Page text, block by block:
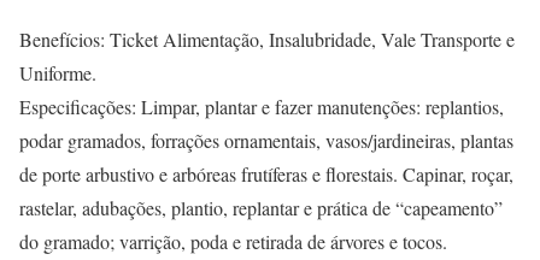
Benefícios: Ticket Alimentação, Insalubridade, Vale Transporte e
Uniforme.
Especificações: Limpar, plantar e fazer manutenções: replantios,
podar gramados, forrações ornamentais, vasos/jardineiras, plantas
de porte arbustivo e arbóreas frutíferas e florestais. Capinar, roçar,
rastelar, adubações, plantio, replantar e prática de “capeamento”
do gramado; varrição, poda e retirada de árvores e tocos.